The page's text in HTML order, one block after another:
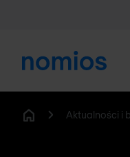
Aktualności i